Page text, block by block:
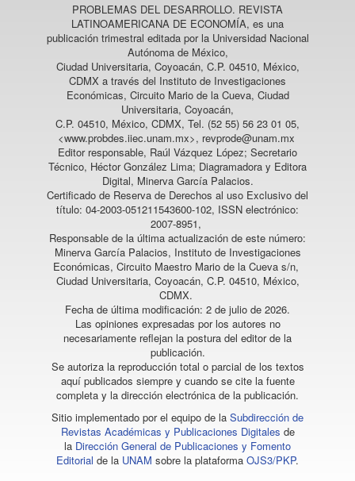
PROBLEMAS DEL DESARROLLO. REVISTA
LATINOAMERICANA DE ECONOMÍA, es una
publicación trimestral editada por la Universidad Nacional
Autónoma de México,
Ciudad Universitaria, Coyoacán, C.P. 04510, México,
CDMX a través del Instituto de Investigaciones
Económicas, Circuito Mario de la Cueva, Ciudad
Universitaria, Coyoacán,
C.P. 04510, México, CDMX, Tel. (52 55) 56 23 01 05,
<www.probdes.iiec.unam.mx>, revprode@unam.mx
Editor responsable, Raúl Vázquez López; Secretario
Técnico, Héctor González Lima; Diagramadora y Editora
Digital, Minerva García Palacios.
Certificado de Reserva de Derechos al uso Exclusivo del
título: 04-2003-051211543600-102, ISSN electrónico:
2007-8951,
Responsable de la última actualización de este número:
Minerva García Palacios, Instituto de Investigaciones
Económicas, Circuito Maestro Mario de la Cueva s/n,
Ciudad Universitaria, Coyoacán, C.P. 04510, México,
CDMX.
Fecha de última modificación: 2 de julio de 2026.
Las opiniones expresadas por los autores no
necesariamente reflejan la postura del editor de la
publicación.
Se autoriza la reproducción total o parcial de los textos
aquí publicados siempre y cuando se cite la fuente
completa y la dirección electrónica de la publicación.
Sitio implementado por el equipo de la Subdirección de
Revistas Académicas y Publicaciones Digitales de
la Dirección General de Publicaciones y Fomento
Editorial de la UNAM sobre la plataforma OJS3/PKP.